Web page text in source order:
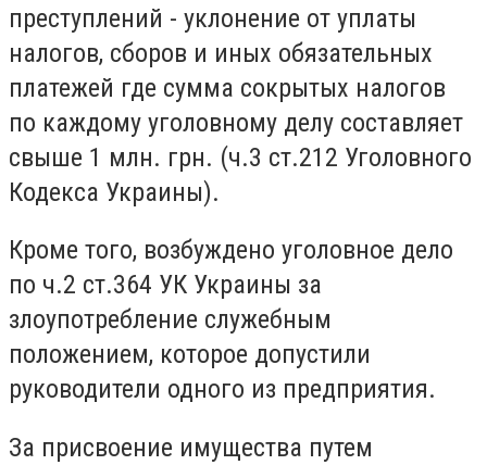
преступлений - уклонение от уплаты
налогов, сборов и иных обязательных
платежей где сумма сокрытых налогов
по каждому уголовному делу составляет
свыше 1 млн. грн. (ч.3 ст.212 Уголовного
Кодекса Украины).
Кроме того, возбуждено уголовное дело
по ч.2 ст.364 УК Украины за
злоупотребление служебным
положением, которое допустили
руководители одного из предприятия.
За присвоение имущества путем